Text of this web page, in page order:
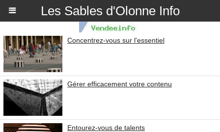
Les Sables d'Olonne Info
Concentrez-vous sur l'essentiel
Gérer efficacement votre contenu
Entourez-vous de talents